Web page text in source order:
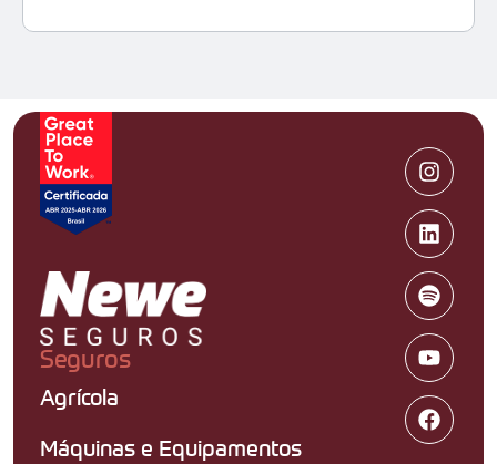
Seguros
Agrícola
Máquinas e Equipamentos